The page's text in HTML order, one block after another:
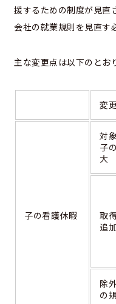
援するための制度が見直
会社の就業規則を見直す
主な変更点は以下のとお
変
子の看護休暇
対
子
大
取
追
除
の